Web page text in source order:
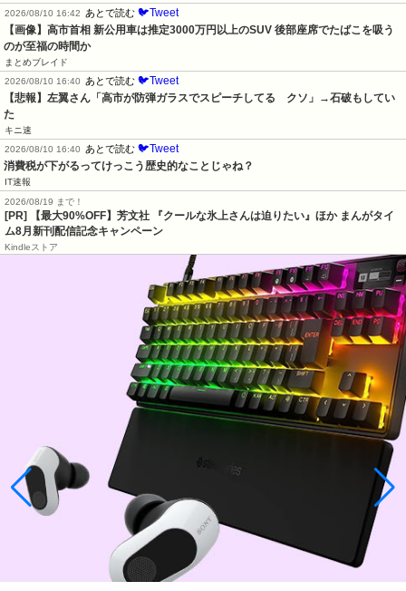
2026/08/10 16:42
あとで読む 🐦Tweet
【画像】高市首相 新公用車は推定3000万円以上のSUV 後部座席でたばこを吸う
のが至福の時間か
まとめブレイド
2026/08/10 16:40
あとで読む 🐦Tweet
【悲報】左翼さん「高市が防弾ガラスでスピーチしてる　クソ」→石破もしてい
た
キニ速
2026/08/10 16:40
あとで読む 🐦Tweet
消費税が下がるってけっこう歴史的なことじゃね？
IT速報
2026/08/19 まで！
[PR] 【最大90%OFF】芳文社 『クールな氷上さんは迫りたい』ほか まんがタイ
ム8月新刊配信記念キャンペーン
Kindleストア